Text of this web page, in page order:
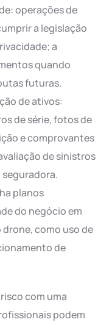
operações de
a legislação
a
quando
futuras.
de ativos:
de série, fotos de
e comprovantes
de sinistros
seguradora.
planos
do negócio em
como uso de
de
com uma
podem